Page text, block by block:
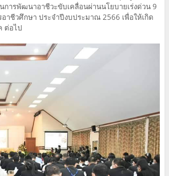
ารพัฒนาอาชีวะขับเคลื่อนผ่านนโยบายเร่งด่วน 9
าชีวศึกษา ประจำปีงบประมาณ 2566 เพื่อให้เกิด
ต่อไป